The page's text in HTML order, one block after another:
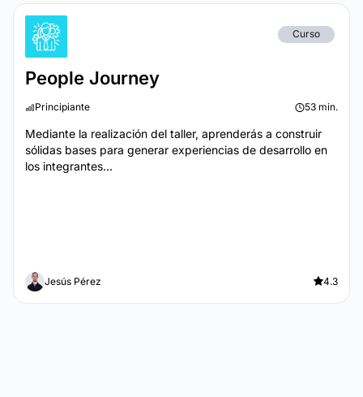
Curso
People Journey
Principiante 53 min.
Mediante la realización del taller, aprenderás a construir
sólidas bases para generar experiencias de desarrollo en
los integrantes...
Jesús Pérez 4.3